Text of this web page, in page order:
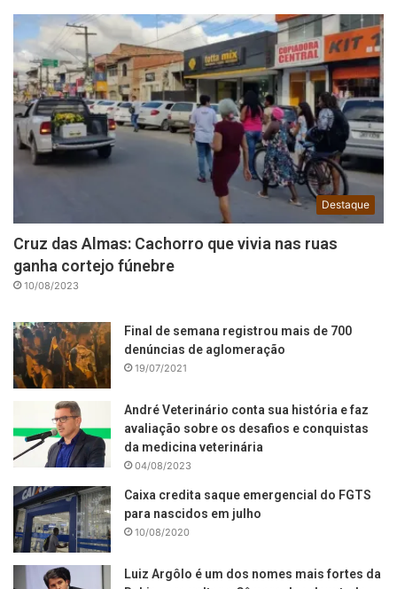
Destaque
Cruz das Almas: Cachorro que vivia nas ruas
ganha cortejo fúnebre
10/08/2023
Final de semana registrou mais de 700
denúncias de aglomeração
19/07/2021
André Veterinário conta sua história e faz
avaliação sobre os desafios e conquistas
da medicina veterinária
04/08/2023
Caixa credita saque emergencial do FGTS
para nascidos em julho
10/08/2020
Luiz Argôlo é um dos nomes mais fortes da